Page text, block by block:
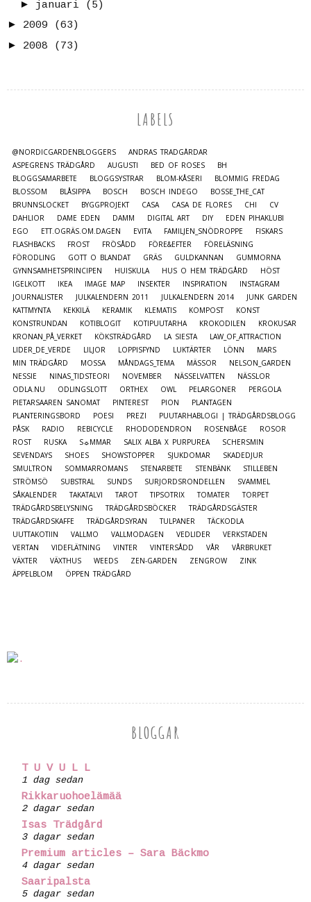
► januari
(5)
► 2009
(63)
► 2008 (73)
LABELS
@NORDICGARDENBLOGGERS
ANDRAS TRÄDGÅRDAR
ASPEGRENS TRÄDGÅRD
AUGUSTI BED OF ROSES
BH
BLOGGSAMARBETE
BLOGGSYSTRAR BLOM-KÅSERI
BLOMMIG FREDAG
BLOSSOM
BLÅSIPPA BOSCH BOSCH INDEGO
BOSSE_THE_CAT
BRUNNSLOCKET
BYGGPROJEKT CASA CASA DE FLORES CHI
CV
DAHLIOR
DAME EDEN DAMM DIGITAL ART DIY
EDEN PIHAKLUBI
EGO
ETT.OGRÄS.OM.DAGEN EVITA FAMILJEN_SNÖDROPPE
FISKARS
FLASHBACKS
FROST FRÖSÅDD FÖRE&EFTER
FÖRELÄSNING
FÖRODLING
GOTT O BLANDAT GRÄS GULDKANNAN
GUMMORNA
GYNNSAMHETSPRINCIPEN
HUISKULA HUS O HEM TRÄDGÅRD
HÖST
IGELKOTT
IKEA IMAGE MAP INSEKTER INSPIRATION
INSTAGRAM
JOURNALISTER
JULKALENDERN 2011 JULKALENDERN 2014
JUNK GARDEN
KATTMYNTA
KEKKILÄ KERAMIK KLEMATIS KOMPOST
KONST
KONSTRUNDAN
KOTIBLOGIT KOTIPUUTARHA KROKODILEN
KROKUSAR
KRONAN_PÅ_VERKET
KÖKSTRÄDGÅRD LA SIESTA
LAW_OF_ATTRACTION
LIDER_DE_VERDE
LILJOR LOPPISFYND LUKTÄRTER LÖNN
MARS
MIN TRÄDGÅRD
MOSSA MÅNDAGS_TEMA MÄSSOR
NELSON_GARDEN
NESSIE
NINAS_TIDSTEORI NOVEMBER NÄSSELVATTEN
NÄSSLOR
ODLA.NU
ODLINGSLOTT ORTHEX OWL PELARGONER
PERGOLA
PIETARSAAREN SANOMAT
PINTEREST PION
PLANTAGEN
PLANTERINGSBORD
POESI PREZI
PUUTARHABLOGI | TRÄDGÅRDSBLOGG
PÅSK
RADIO REBICYCLE RHODODENDRON ROSENBÅGE
ROSOR
ROST
RUSKA S☼MMAR SALIX ALBA X PURPUREA
SCHERSMIN
SEVENDAYS
SHOES SHOWSTOPPER SJUKDOMAR
SKADEDJUR
SMULTRON
SOMMARROMANS STENARBETE STENBÄNK
STILLEBEN
STRÖMSÖ
SUBSTRAL SUNDS SURJORDSRONDELLEN
SVAMMEL
SÅKALENDER
TAKATALVI TAROT TIPSOTRIX TOMATER
TORPET
TRÄDGÅRDSBELYSNING
TRÄDGÅRDSBÖCKER
TRÄDGÅRDSGÄSTER
TRÄDGÅRDSKAFFE
TRÄDGÅRDSYRAN TULPANER
TÄCKODLA
UUTTAKOTIIN
VALLMO VALLMODAGEN VEDLIDER
VERKSTADEN
VERTAN
VIDEFLÄTNING VINTER VINTERSÅDD VÅR
VÅRBRUKET
VÄXTER
VÄXTHUS WEEDS ZEN-GARDEN ZENGROW
ZINK
ÄPPELBLOM
ÖPPEN TRÄDGÅRD
BLOGGAR
T U V U L L
1 dag sedan
Rikkaruohoelämää
2 dagar sedan
Isas Trädgård
3 dagar sedan
Premium articles – Sara Bäckmo
4 dagar sedan
Saaripalsta
5 dagar sedan